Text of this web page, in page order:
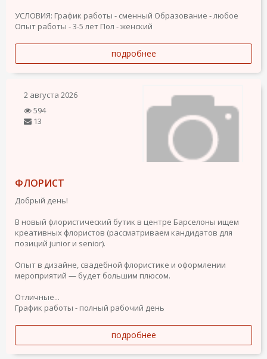
УСЛОВИЯ: График работы - сменный Образование - любое
Опыт работы - 3-5 лет Пол - женский
подробнее
2 августа 2026
594
13
ФЛОРИСТ
Добрый день!
В новый флористический бутик в центре Барселоны ищем
креативных флористов (рассматриваем кандидатов для
позиций junior и senior).
Опыт в дизайне, свадебной флористике и оформлении
мероприятий — будет большим плюсом.
Отличные...
График работы - полный рабочий день
подробнее